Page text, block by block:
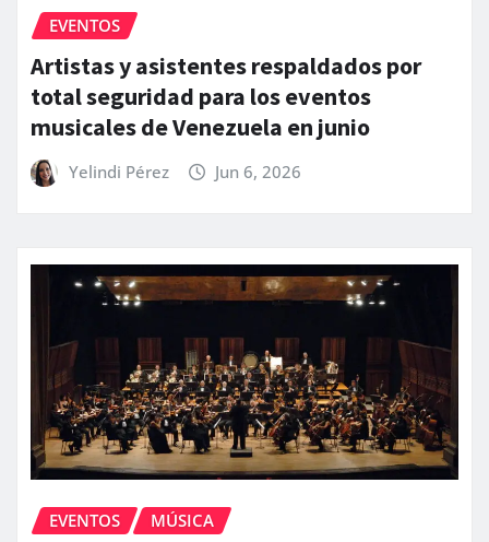
EVENTOS
Artistas y asistentes respaldados por
total seguridad para los eventos
musicales de Venezuela en junio
Yelindi Pérez Jun 6, 2026
EVENTOS MÚSICA